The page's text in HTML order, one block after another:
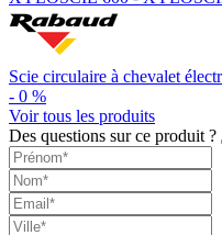
Scie circulaire à chevalet
- 0 %
Voir tous les produits
Des questions sur ce produit ?